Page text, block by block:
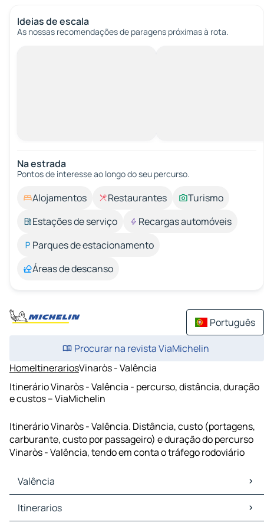
Ideias de escala
As nossas recomendações de paragens próximas à rota.
Na estrada
Pontos de interesse ao longo do seu percurso.
Alojamentos Restaurantes
Turismo
Estações de serviço
Recargas automóveis
Parques de estacionamento
Áreas de descanso
Português
Procurar na revista ViaMichelin
HomeItinerariosVinaròs - Valência
Itinerário Vinaròs - Valência - percurso, distância, duração
e custos – ViaMichelin
Itinerário Vinaròs - Valência. Distância, custo (portagens,
carburante, custo por passageiro) e duração do percurso
Vinaròs - Valência, tendo em conta o tráfego rodoviário
Valência
Valência Mapas Plantas
Valência Trafego
Itinerarios